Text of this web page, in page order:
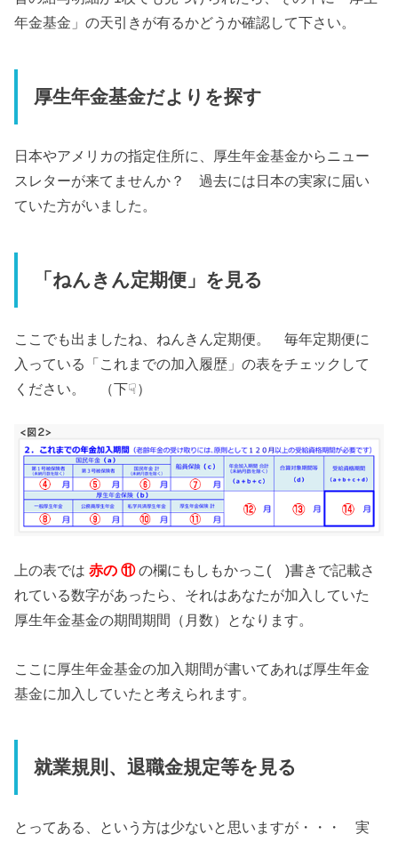
年金基金」の天引きが有るかどうか確認して下さい。
厚生年金基金だよりを探す
日本やアメリカの指定住所に、厚生年金基金からニュー
スレターが来てませんか？ 過去には日本の実家に届い
ていた方がいました。
「ねんきん定期便」を見る
ここでも出ましたね、ねんきん定期便。 毎年定期便に
入っている「これまでの加入履歴」の表をチェックして
ください。 （下☟）
上の表では赤の ⑪の欄にもしもかっこ( )書きで記載さ
れている数字があったら、それはあなたが加入していた
厚生年金基金の期間期間（月数）となります。
ここに厚生年金基金の加入期間が書いてあれば厚生年金
基金に加入していたと考えられます。
就業規則、退職金規定等を見る
とってある、という方は少ないと思いますが・・・ 実